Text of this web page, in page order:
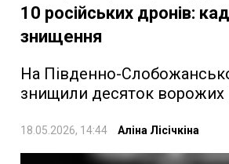
10 російських дронів:
знищення
На Південно-
знищили десяток
18.05.2026, 14:44 Аліна Лісічкіна